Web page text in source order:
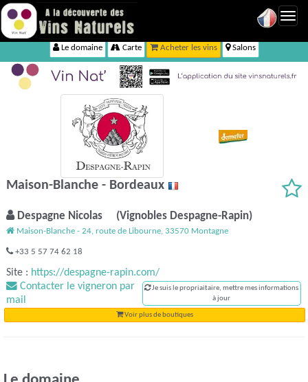
Le domaine Carte Acheter les vins Salons
Maison-Blanche - Bordeaux
Despagne Nicolas (Vignobles Despagne-Rapin)
Maison-Blanche - 24, route de Libourne, 33570 Montagne
+33 5 57 74 62 18
Site : https://despagne-rapin.com/
Contacter le vigneron par
mail
Je suis le propriaitaire, mettre mes informations
à jour
Voir plus de boutiques